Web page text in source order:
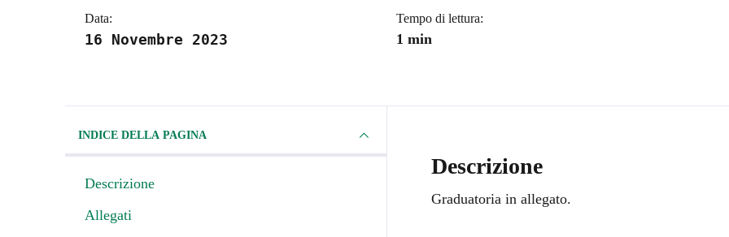
Data:
16 Novembre 2023
Tempo di lettura:
1 min
INDICE DELLA PAGINA
Descrizione
Allegati
Descrizione
Graduatoria in allegato.